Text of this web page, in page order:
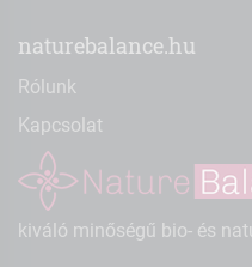
naturebalance.hu
Rólunk
Kapcsolat
kiváló minőségű bio- és